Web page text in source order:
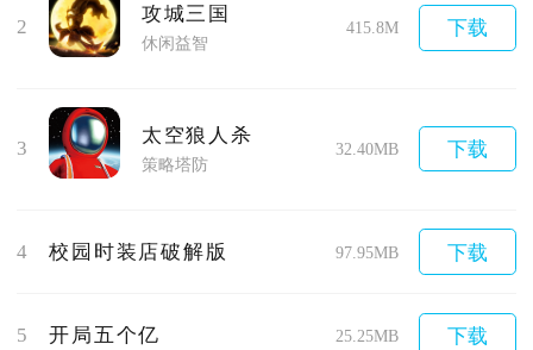
2
攻城三国
休闲益智
415.8M 下载
3
太空狼人杀
策略塔防
32.40MB 下载
4 校园时装店破解版 97.95MB 下载
5 开局五个亿 25.25MB 下载